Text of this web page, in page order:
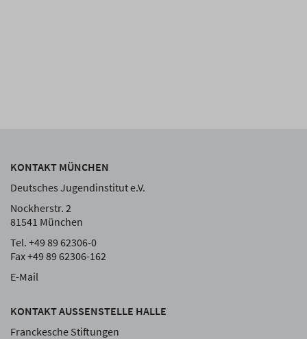
KONTAKT MÜNCHEN
Deutsches Jugendinstitut e.V.
Nockherstr. 2
81541 München
Tel. +49 89 62306-0
Fax +49 89 62306-162
E-Mail
KONTAKT AUSSENSTELLE HALLE
Franckesche Stiftungen